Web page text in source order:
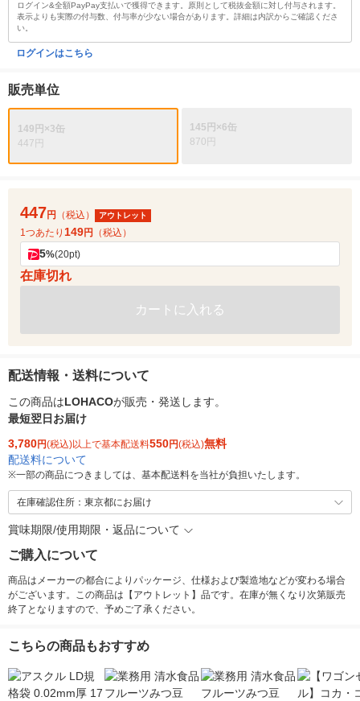
ログイン&全額PayPay支払いで獲得できます。原則として税抜金額に対し付与されます。
表示よりも実際の付与数、付与率が少ない場合があります。詳細は内訳からご確認くださ
い。
ログインはこちら
販売単位
149円×3缶
447円
145円×6缶
870円
447円 （税込） アウトレット
1つあたり 149円 （税込）
5%(20pt)
在庫切れ
カートに入れる
配送情報・送料について
この商品はLOHACOが販売・発送します。
最短翌日お届け
3,780円(税込)以上で基本配送料550円(税込)無料
配送料について
※一部の商品につきましては、基本配送料を当社が負担いたします。
在庫確認住所：東京都にお届け
賞味期限/使用期限・返品について
ご購入について
商品はメーカーの都合によりパッケージ、仕様および製造地などが変わる場合
がございます。この商品は【アウトレット】品です。在庫が無くなり次第販売
終了となりますので、予めご了承ください。
こちらの商品もおすすめ